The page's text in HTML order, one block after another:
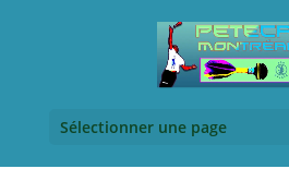
Sélectionner une page